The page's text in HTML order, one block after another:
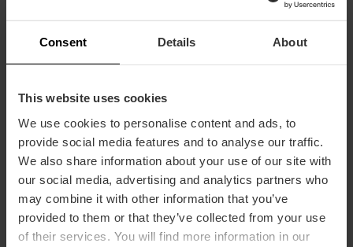
Consent Details About
This website uses cookies
We use cookies to personalise content and ads, to
provide social media features and to analyse our traffic.
We also share information about your use of our site with
our social media, advertising and analytics partners who
may combine it with other information that you’ve
provided to them or that they’ve collected from your use
of their services. You will find more information in our